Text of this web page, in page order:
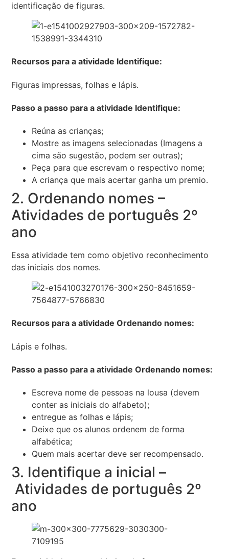
identificação de figuras.
Recursos para a atividade Identifique:
Figuras impressas, folhas e lápis.
Passo a passo para a atividade Identifique:
Reúna as crianças;
Mostre as imagens selecionadas (Imagens a
cima são sugestão, podem ser outras);
Peça para que escrevam o respectivo nome;
A criança que mais acertar ganha um premio.
2. Ordenando nomes –
Atividades de português 2º
ano
Essa atividade tem como objetivo reconhecimento
das iniciais dos nomes.
Recursos para a atividade Ordenando nomes:
Lápis e folhas.
Passo a passo para a atividade Ordenando nomes:
Escreva nome de pessoas na lousa (devem
conter as iniciais do alfabeto);
entregue as folhas e lápis;
Deixe que os alunos ordenem de forma
alfabética;
Quem mais acertar deve ser recompensado.
3. Identifique a inicial –
Atividades de português 2º
ano